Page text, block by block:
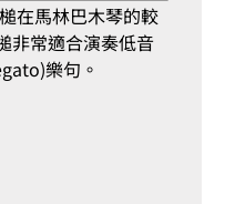
在馬林巴木琴的較
非常適合演奏低音
樂句。